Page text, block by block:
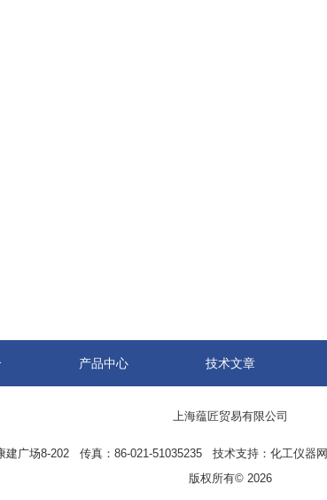
产品中心 技术文章
上海蕴匠贸易有限公司
建广场8-202 传真：86-021-51035235 技术支持： 化工仪器网
版权所有© 2026